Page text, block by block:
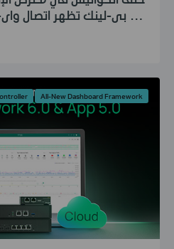
All-New Dashboard Framework